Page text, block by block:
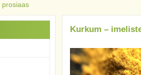
prosiaas
Kurkum –